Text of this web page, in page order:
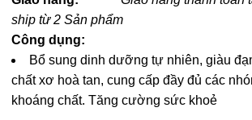
ship từ 2 Sản phẩm
Công dụng:
Bổ sung dinh dưỡng tự nhiên, giàu
chất xơ hoà tan, cung cấp đầy đủ các
khoáng chất. Tăng cường sức khoẻ